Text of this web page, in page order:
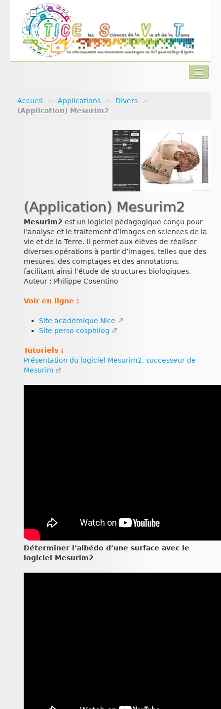
Actualités
Accueil > Applications > Divers
>
(Application) Mesurim2
(Application) Mesurim2
Mesurim2 est un logiciel pédagogique conçu pour
l’analyse et le traitement d’images en sciences de la
vie et de la Terre. Il permet aux élèves de réaliser
diverses opérations à partir d’images, telles que des
mesures, des comptages et des annotations,
facilitant ainsi l’étude de structures biologiques.
Auteur : Philippe Cosentino
Voir en ligne :
Site académique Nice
Site perso cosphilog
Tutoriels :
Présentation du logiciel Mesurim2, successeur de
Mesurim
Déterminer l’albédo d’une surface avec le
logiciel Mesurim2